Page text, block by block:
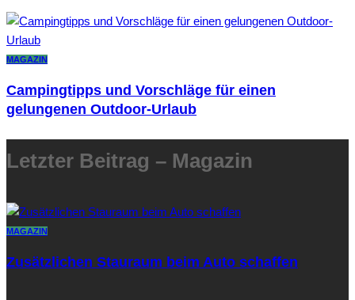
MAGAZIN
Campingtipps und Vorschläge für einen
gelungenen Outdoor-Urlaub
Letzter Beitrag – Magazin
MAGAZIN
Zusätzlichen Stauraum beim Auto schaffen